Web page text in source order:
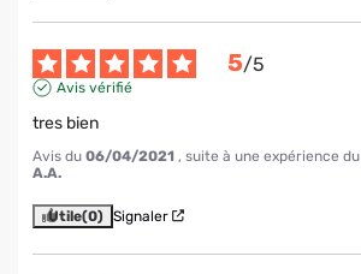
5/5
Avis vérifié
tres bien
Avis du 06/04/2021 , suite à une expérience du
A.A.
Utile(0) Signaler